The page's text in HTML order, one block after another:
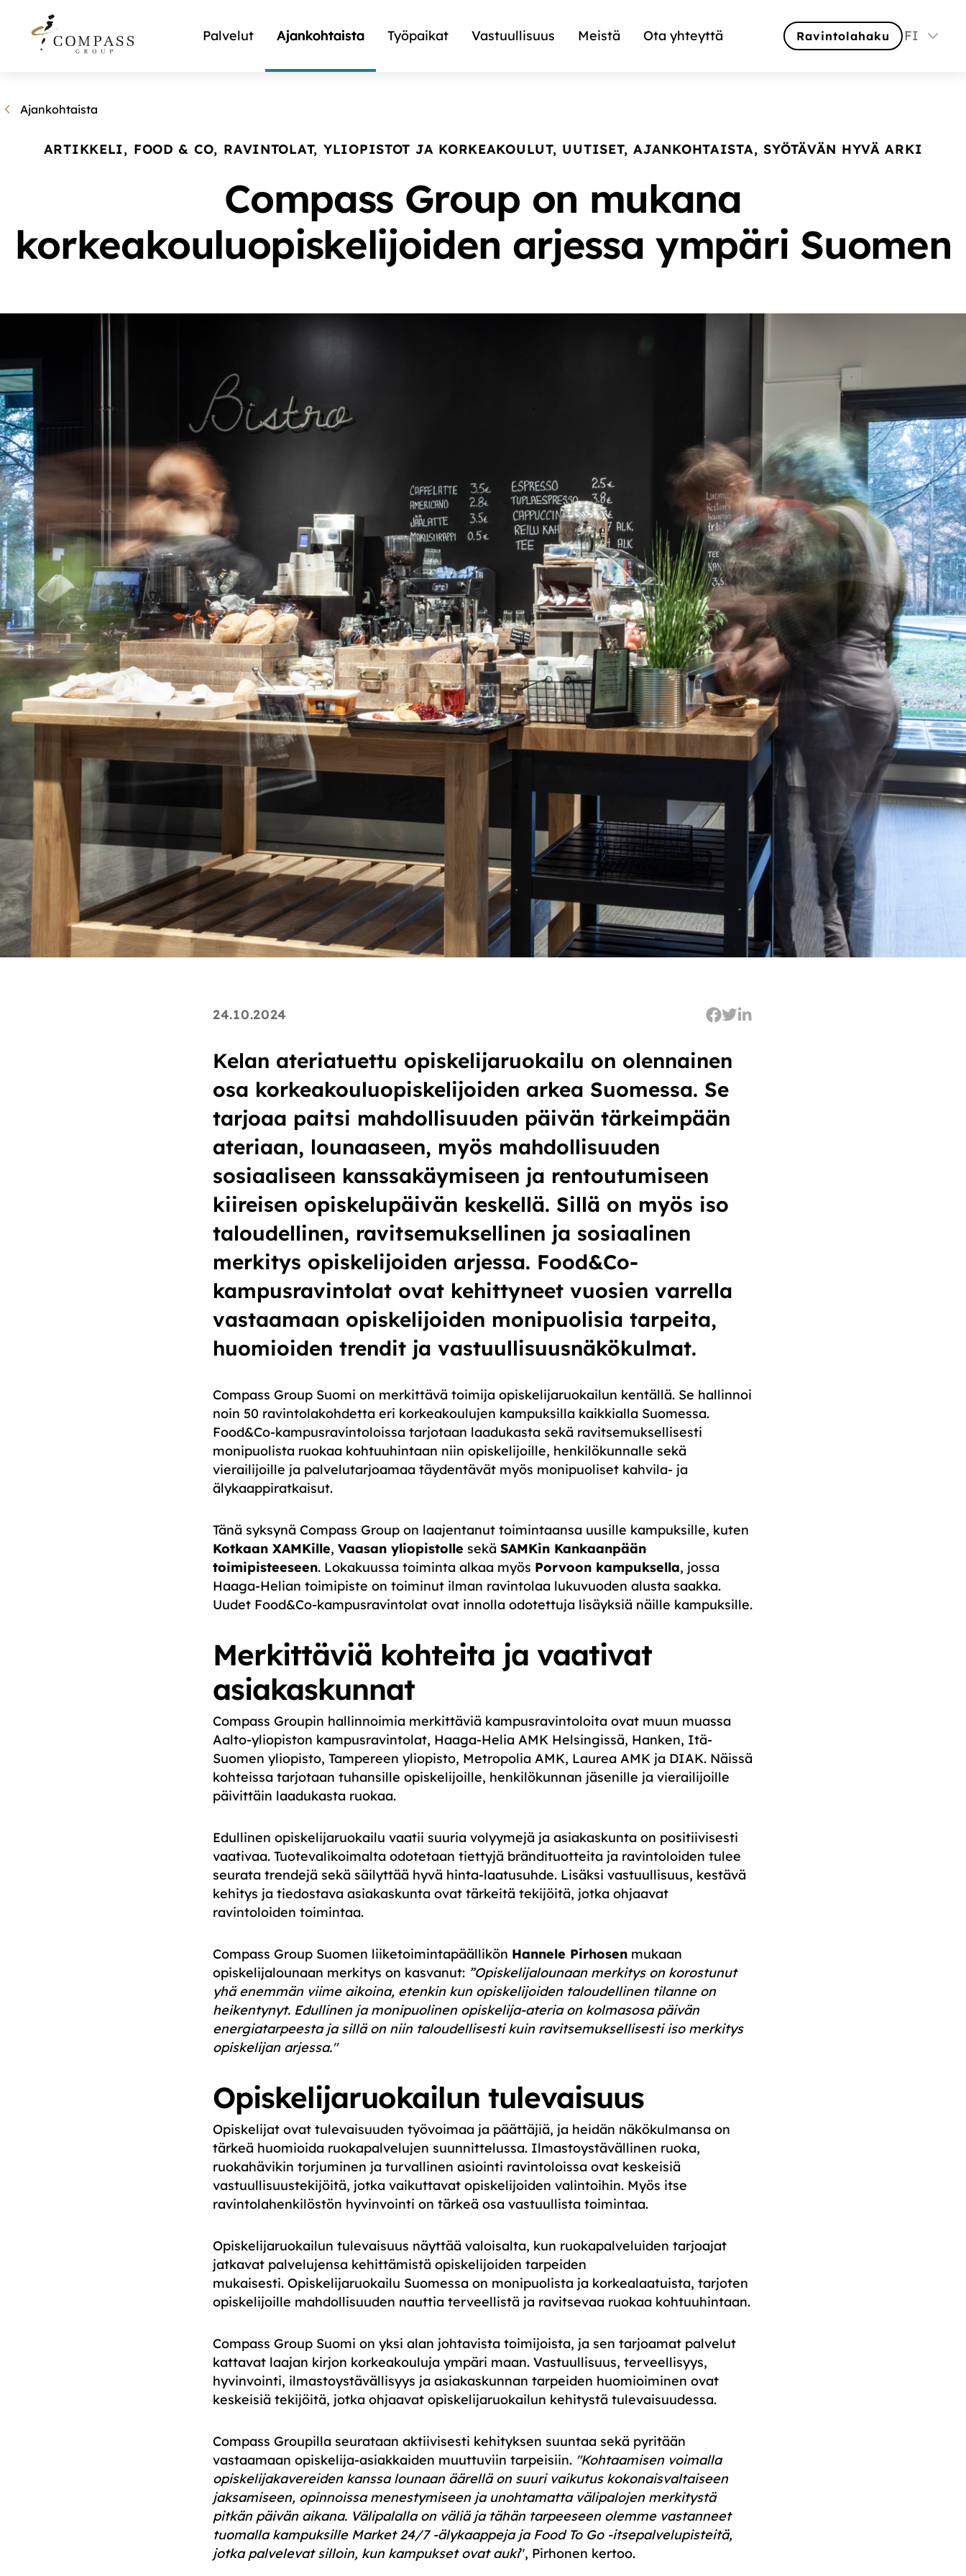
Palvelut Ajankohtaista Työpaikat Vastuullisuus Meistä Ota yhteyttä Ravintolahaku FI
Ajankohtaista
ARTIKKELI, FOOD & CO, RAVINTOLAT, YLIOPISTOT JA KORKEAKOULUT, UUTISET, AJANKOHTAISTA, SYÖTÄVÄN HYVÄ ARKI
Compass Group on mukana
korkeakouluopiskelijoiden arjessa ympäri Suomen
24.10.2024
Kelan ateriatuettu opiskelijaruokailu on olennainen
osa korkeakouluopiskelijoiden arkea Suomessa. Se
tarjoaa paitsi mahdollisuuden päivän tärkeimpään
ateriaan, lounaaseen, myös mahdollisuuden
sosiaaliseen kanssakäymiseen ja rentoutumiseen
kiireisen opiskelupäivän keskellä. Sillä on myös iso
taloudellinen, ravitsemuksellinen ja sosiaalinen
merkitys opiskelijoiden arjessa. Food&Co-
kampusravintolat ovat kehittyneet vuosien varrella
vastaamaan opiskelijoiden monipuolisia tarpeita,
huomioiden trendit ja vastuullisuusnäkökulmat.
Compass Group Suomi on merkittävä toimija opiskelijaruokailun kentällä. Se hallinnoi
noin 50 ravintolakohdetta eri korkeakoulujen kampuksilla kaikkialla Suomessa.
Food&Co-kampusravintoloissa tarjotaan laadukasta sekä ravitsemuksellisesti
monipuolista ruokaa kohtuuhintaan niin opiskelijoille, henkilökunnalle sekä
vierailijoille ja palvelutarjoamaa täydentävät myös monipuoliset kahvila- ja
älykaappiratkaisut.
Tänä syksynä Compass Group on laajentanut toimintaansa uusille kampuksille, kuten
Kotkaan XAMKille, Vaasan yliopistolle sekä SAMKin Kankaanpään
toimipisteeseen. Lokakuussa toiminta alkaa myös Porvoon kampuksella, jossa
Haaga-Helian toimipiste on toiminut ilman ravintolaa lukuvuoden alusta saakka.
Uudet Food&Co-kampusravintolat ovat innolla odotettuja lisäyksiä näille kampuksille.
Merkittäviä kohteita ja vaativat
asiakaskunnat
Compass Groupin hallinnoimia merkittäviä kampusravintoloita ovat muun muassa
Aalto-yliopiston kampusravintolat, Haaga-Helia AMK Helsingissä, Hanken, Itä-
Suomen yliopisto, Tampereen yliopisto, Metropolia AMK, Laurea AMK ja DIAK. Näissä
kohteissa tarjotaan tuhansille opiskelijoille, henkilökunnan jäsenille ja vierailijoille
päivittäin laadukasta ruokaa.
Edullinen opiskelijaruokailu vaatii suuria volyymejä ja asiakaskunta on positiivisesti
vaativaa. Tuotevalikoimalta odotetaan tiettyjä brändituotteita ja ravintoloiden tulee
seurata trendejä sekä säilyttää hyvä hinta-laatusuhde. Lisäksi vastuullisuus, kestävä
kehitys ja tiedostava asiakaskunta ovat tärkeitä tekijöitä, jotka ohjaavat
ravintoloiden toimintaa.
Compass Group Suomen liiketoimintapäällikön Hannele Pirhosen mukaan
opiskelijalounaan merkitys on kasvanut: ”Opiskelijalounaan merkitys on korostunut
yhä enemmän viime aikoina, etenkin kun opiskelijoiden taloudellinen tilanne on
heikentynyt. Edullinen ja monipuolinen opiskelija-ateria on kolmasosa päivän
energiatarpeesta ja sillä on niin taloudellisesti kuin ravitsemuksellisesti iso merkitys
opiskelijan arjessa."
Opiskelijaruokailun tulevaisuus
Opiskelijat ovat tulevaisuuden työvoimaa ja päättäjiä, ja heidän näkökulmansa on
tärkeä huomioida ruokapalvelujen suunnittelussa. Ilmastoystävällinen ruoka,
ruokahävikin torjuminen ja turvallinen asiointi ravintoloissa ovat keskeisiä
vastuullisuustekijöitä, jotka vaikuttavat opiskelijoiden valintoihin. Myös itse
ravintolahenkilöstön hyvinvointi on tärkeä osa vastuullista toimintaa.
Opiskelijaruokailun tulevaisuus näyttää valoisalta, kun ruokapalveluiden tarjoajat
jatkavat palvelujensa kehittämistä opiskelijoiden tarpeiden
mukaisesti. Opiskelijaruokailu Suomessa on monipuolista ja korkealaatuista, tarjoten
opiskelijoille mahdollisuuden nauttia terveellistä ja ravitsevaa ruokaa kohtuuhintaan.
Compass Group Suomi on yksi alan johtavista toimijoista, ja sen tarjoamat palvelut
kattavat laajan kirjon korkeakouluja ympäri maan. Vastuullisuus, terveellisyys,
hyvinvointi, ilmastoystävällisyys ja asiakaskunnan tarpeiden huomioiminen ovat
keskeisiä tekijöitä, jotka ohjaavat opiskelijaruokailun kehitystä tulevaisuudessa.
Compass Groupilla seurataan aktiivisesti kehityksen suuntaa sekä pyritään
vastaamaan opiskelija-asiakkaiden muuttuviin tarpeisiin. "Kohtaamisen voimalla
opiskelijakavereiden kanssa lounaan äärellä on suuri vaikutus kokonaisvaltaiseen
jaksamiseen, opinnoissa menestymiseen ja unohtamatta välipalojen merkitystä
pitkän päivän aikana. Välipalalla on väliä ja tähän tarpeeseen olemme vastanneet
tuomalla kampuksille Market 24/7 -älykaappeja ja Food To Go -itsepalvelupisteitä,
jotka palvelevat silloin, kun kampukset ovat auki", Pirhonen kertoo.